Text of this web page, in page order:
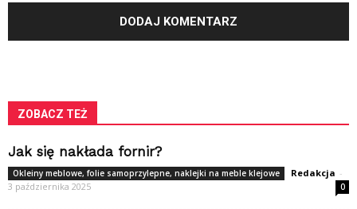
ZOBACZ TEŻ
Jak się nakłada fornir?
Okleiny meblowe, folie samoprzylepne, naklejki na meble klejowe Redakcja -
3 października 2025
0